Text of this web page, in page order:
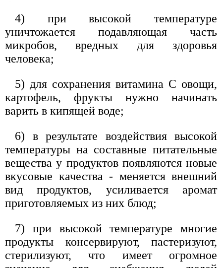
4) при высокой температуре
уничтожается подавляющая часть
микробов, вредных для здоровья
человека;
5) для сохранения витамина С овощи,
картофель, фрукты нужно начинать
варить в кипящей воде;
6) в результате воздействия высокой
температуры на составные питательные
вещества у продуктов появляются новые
вкусовые качества - меняется внешний
вид продуктов, усиливается аромат
приготовляемых из них блюд;
7) при высокой температуре многие
продукты консервируют, пастеризуют,
стерилизуют, что имеет огромное